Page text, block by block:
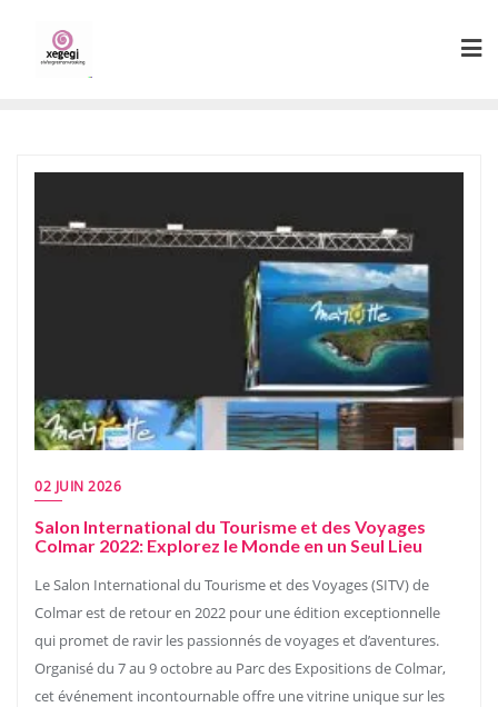
content
02 JUIN 2026
Salon International du Tourisme et des Voyages
Colmar 2022: Explorez le Monde en un Seul Lieu
Le Salon International du Tourisme et des Voyages (SITV) de
Colmar est de retour en 2022 pour une édition exceptionnelle
qui promet de ravir les passionnés de voyages et d’aventures.
Organisé du 7 au 9 octobre au Parc des Expositions de Colmar,
cet événement incontournable offre une vitrine unique sur les